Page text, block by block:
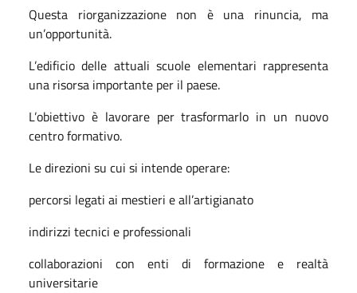
Questa riorganizzazione non è una rinuncia, ma
un’opportunità.
L’edificio delle attuali scuole elementari rappresenta
una risorsa importante per il paese.
L’obiettivo è lavorare per trasformarlo in un nuovo
centro formativo.
Le direzioni su cui si intende operare:
percorsi legati ai mestieri e all’artigianato
indirizzi tecnici e professionali
collaborazioni con enti di formazione e realtà
universitarie